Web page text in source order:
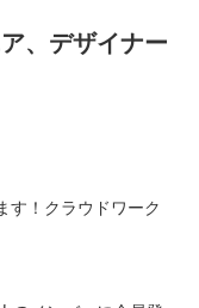
、デザイナー
す！クラウドワーク